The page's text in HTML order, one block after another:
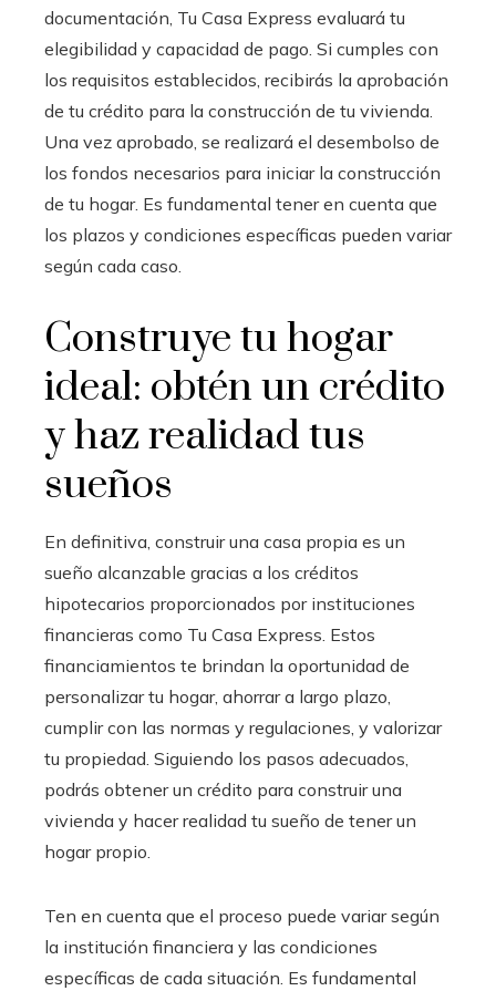
documentación, Tu Casa Express evaluará tu
elegibilidad y capacidad de pago. Si cumples con
los requisitos establecidos, recibirás la aprobación
de tu crédito para la construcción de tu vivienda.
Una vez aprobado, se realizará el desembolso de
los fondos necesarios para iniciar la construcción
de tu hogar. Es fundamental tener en cuenta que
los plazos y condiciones específicas pueden variar
según cada caso.
Construye tu hogar
ideal: obtén un crédito
y haz realidad tus
sueños
En definitiva, construir una casa propia es un
sueño alcanzable gracias a los créditos
hipotecarios proporcionados por instituciones
financieras como Tu Casa Express. Estos
financiamientos te brindan la oportunidad de
personalizar tu hogar, ahorrar a largo plazo,
cumplir con las normas y regulaciones, y valorizar
tu propiedad. Siguiendo los pasos adecuados,
podrás obtener un crédito para construir una
vivienda y hacer realidad tu sueño de tener un
hogar propio.
Ten en cuenta que el proceso puede variar según
la institución financiera y las condiciones
específicas de cada situación. Es fundamental